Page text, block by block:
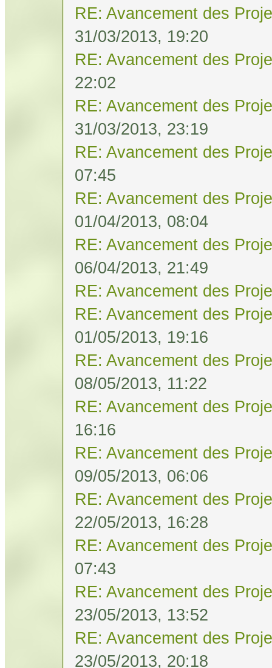
RE: Avancement des
31/03/2013, 19:20
RE: Avancement des
22:02
RE: Avancement des
31/03/2013, 23:19
RE: Avancement des
07:45
RE: Avancement des
01/04/2013, 08:04
RE: Avancement des
06/04/2013, 21:49
RE: Avancement des
RE: Avancement des
01/05/2013, 19:16
RE: Avancement des
08/05/2013, 11:22
RE: Avancement des
16:16
RE: Avancement des
09/05/2013, 06:06
RE: Avancement des
22/05/2013, 16:28
RE: Avancement des
07:43
RE: Avancement des
23/05/2013, 13:52
RE: Avancement des
23/05/2013, 20:18